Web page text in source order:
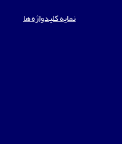
نمایه کلیدواژه ها